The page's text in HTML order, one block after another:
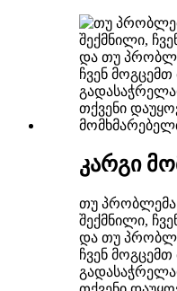
კარგი
თუ პრობლემა
შექმნილი,
და თუ
ჩვენ